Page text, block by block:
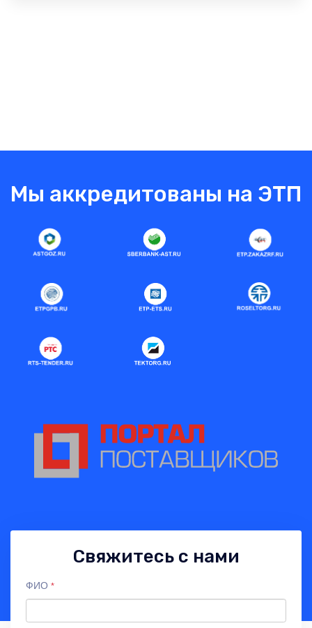
Мы аккредитованы на ЭТП
Свяжитесь с нами
ФИО *